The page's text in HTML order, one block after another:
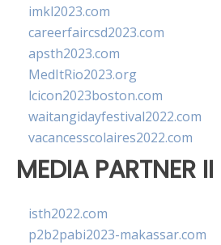
imkl2023.com
careerfaircsd2023.com
apsth2023.com
MedItRio2023.org
lcicon2023boston.com
waitangidayfestival2022.com
vacancesscolaires2022.com
MEDIA PARTNER II
isth2022.com
p2b2pabi2023-makassar.com